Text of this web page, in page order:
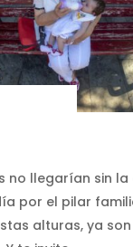
no llegarían sin la
por el pilar
alturas, ya